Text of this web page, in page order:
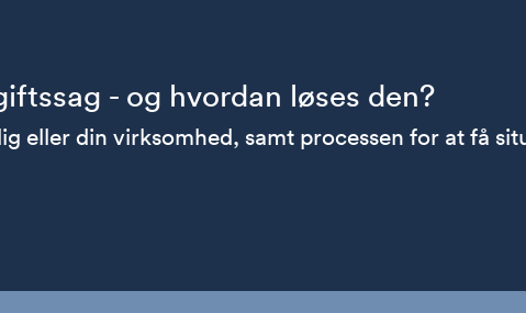
- og hvordan løses den?
eller din virksomhed, samt processen for at få